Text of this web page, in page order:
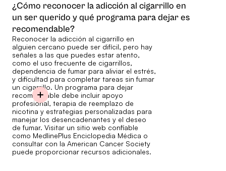
¿Cómo reconocer la adicción al cigarrillo en
un ser querido y qué programa para dejar es
recomendable?
Reconocer la adicción al cigarrillo en
alguien cercano puede ser difícil, pero hay
señales a las que puedes estar atento,
como el uso frecuente de cigarrillos,
dependencia de fumar para aliviar el estrés,
y dificultad para completar tareas sin fumar
un cigarrillo. Un programa para dejar
recomendable debe incluir apoyo
profesional, terapia de reemplazo de
nicotina y estrategias personalizadas para
manejar los desencadenantes y el deseo
de fumar. Visitar un sitio web confiable
como MedlinePlus Enciclopedia Médica o
consultar con la American Cancer Society
puede proporcionar recursos adicionales.